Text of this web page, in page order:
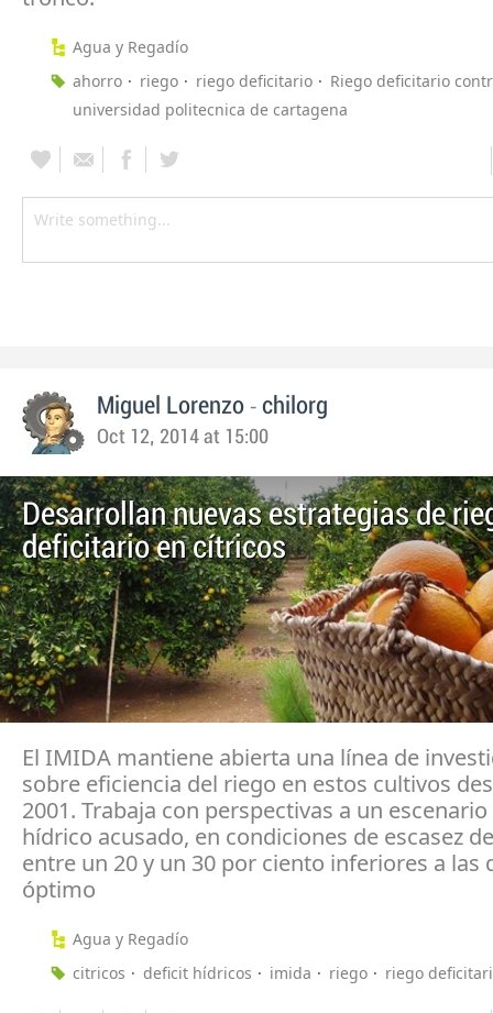
Agua y Regadío
ahorro
riego riego deficitario
Riego deficitario
universidad politecnica de cartagena
Miguel Lorenzo - chilorg
Oct 12, 2014 at 15:00
Desarrollan nuevas estrategias de
deficitario en cítricos
El IMIDA mantiene abierta una línea de
sobre eficiencia del riego en estos cultivos
2001. Trabaja con perspectivas a un
hídrico acusado, en condiciones de escasez
entre un 20 y un 30 por ciento inferiores a las
óptimo
Agua y Regadío
citricos
deficit hídricos imida riego riego